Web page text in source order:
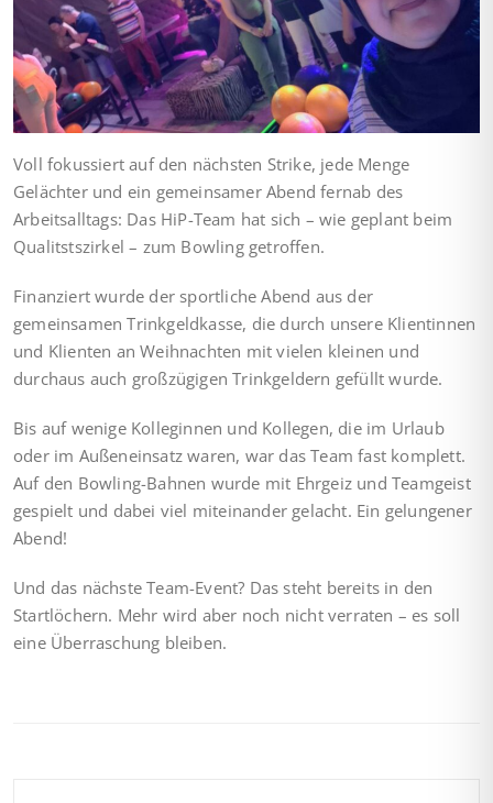
Voll fokussiert auf den nächsten Strike, jede Menge
Gelächter und ein gemeinsamer Abend fernab des
Arbeitsalltags: Das HiP-Team hat sich – wie geplant beim
Qualitstszirkel – zum Bowling getroffen.
Finanziert wurde der sportliche Abend aus der
gemeinsamen Trinkgeldkasse, die durch unsere Klientinnen
und Klienten an Weihnachten mit vielen kleinen und
durchaus auch großzügigen Trinkgeldern gefüllt wurde.
Bis auf wenige Kolleginnen und Kollegen, die im Urlaub
oder im Außeneinsatz waren, war das Team fast komplett.
Auf den Bowling-Bahnen wurde mit Ehrgeiz und Teamgeist
gespielt und dabei viel miteinander gelacht. Ein gelungener
Abend!
Und das nächste Team-Event? Das steht bereits in den
Startlöchern. Mehr wird aber noch nicht verraten – es soll
eine Überraschung bleiben.